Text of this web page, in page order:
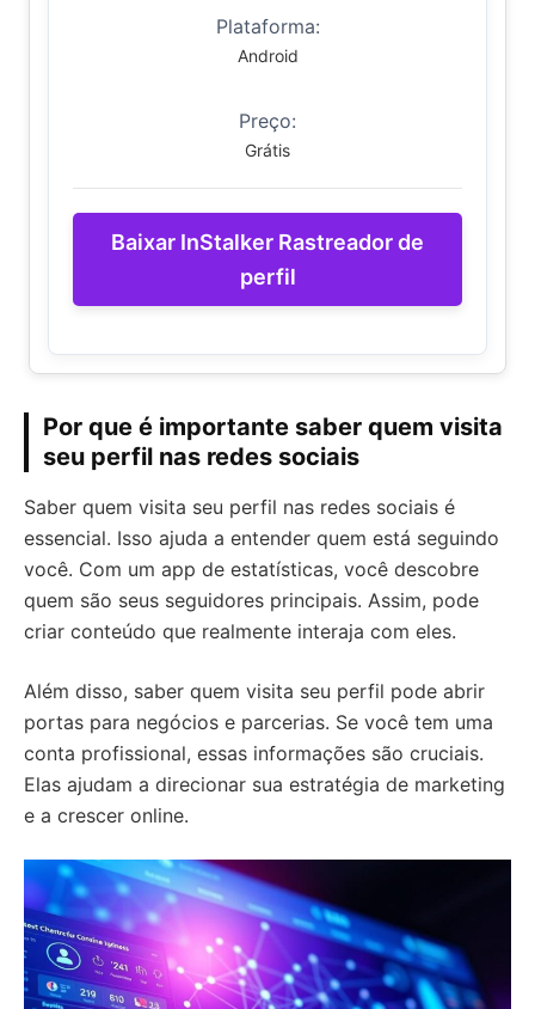
Plataforma:
Android
Preço:
Grátis
Baixar InStalker Rastreador de
perfil
Por que é importante saber quem visita
seu perfil nas redes sociais
Saber quem visita seu perfil nas redes sociais é
essencial. Isso ajuda a entender quem está seguindo
você. Com um app de estatísticas, você descobre
quem são seus seguidores principais. Assim, pode
criar conteúdo que realmente interaja com eles.
Além disso, saber quem visita seu perfil pode abrir
portas para negócios e parcerias. Se você tem uma
conta profissional, essas informações são cruciais.
Elas ajudam a direcionar sua estratégia de marketing
e a crescer online.